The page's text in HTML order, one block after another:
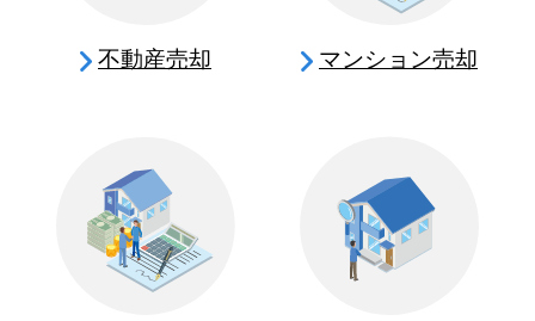
不動産売却 マンション売却